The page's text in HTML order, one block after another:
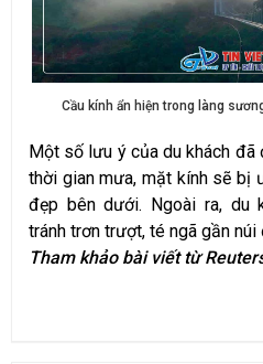
Cầu kính ẩn hiện trong làng
Một số lưu ý của du khách đã
thời gian mưa, mặt kính sẽ bị
đẹp bên dưới. Ngoài ra, du
tránh trơn trượt, té ngã gần núi
Tham khảo bài viết từ